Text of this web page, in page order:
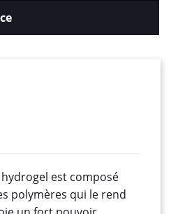
est composé
polymères qui le rend